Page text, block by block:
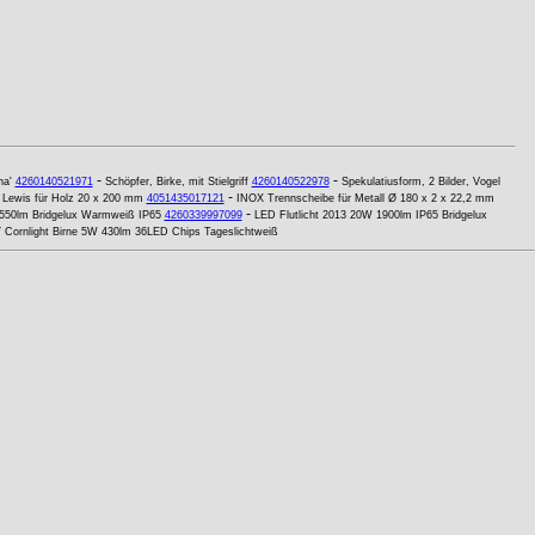
4260140521971- Schöpfer, Birke, mit Stielgriff 4260140522978- Spekulatiusform, 2 Bilder, Vogel
für Holz 20 x 200 mm 4051435017121-
INOX Trennscheibe für Metall Ø 180 x 2 x 22,2 mm
Bridgelux Warmweiß IP65 4260339997099- LED Flutlicht 2013 20W 1900lm IP65 Bridgelux
Cornlight Birne 5W 430lm 36LED Chips Tageslichtweiß